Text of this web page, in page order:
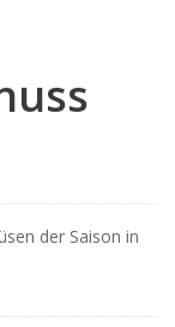
der Saison in